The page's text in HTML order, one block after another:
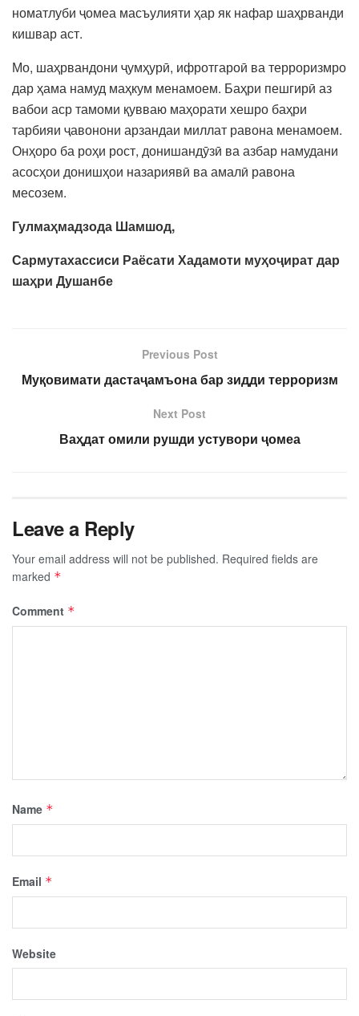
номатлуби ҷомеа масъулияти ҳар як нафар шаҳрванди
кишвар аст.
Мо, шаҳрвандони ҷумҳурӣ, ифротгароӣ ва терроризмро
дар ҳама намуд маҳкум менамоем. Баҳри пешгирӣ аз
вабои аср тамоми қувваю маҳорати хешро баҳри
тарбияи ҷавонони арзандаи миллат равона менамоем.
Онҳоро ба роҳи рост, донишандӯзӣ ва азбар намудани
асосҳои донишҳои назариявӣ ва амалӣ равона
месозем.
Гулмаҳмадзода Шамшод,
Сармутахассиси Раёсати Хадамоти муҳоҷират дар
шаҳри Душанбе
Previous Post
Муқовимати дастаҷамъона бар зидди терроризм
Next Post
Ваҳдат омили рушди устувори ҷомеа​
Leave a Reply
Your email address will not be published. Required fields are
marked *
Comment *
Name *
Email *
Website